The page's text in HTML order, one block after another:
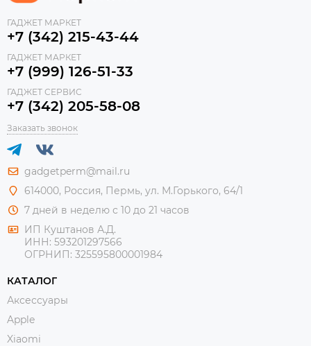
ГАДЖЕТ МАРКЕТ
+7 (342) 215-43-44
ГАДЖЕТ МАРКЕТ
+7 (999) 126-51-33
ГАДЖЕТ СЕРВИС
+7 (342) 205-58-08
Заказать звонок
gadgetperm@mail.ru
614000, Россия, Пермь, ул. М.Горького, 64/1
7 дней в неделю с 10 до 21 часов
ИП Куштанов А.Д.
ИНН: 593201297566
ОГРНИП: 325595800001984
КАТАЛОГ
Аксессуары
Apple
Xiaomi